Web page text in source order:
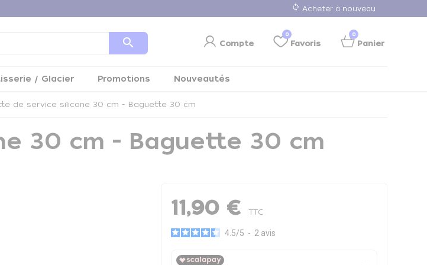
loop Acheter à nouveau
search Compte
0
Favoris
0
Panier
/ Glacier Promotions Nouveautés
de service silicone 30 cm - Baguette 30 cm
30 cm - Baguette 30 cm
11,90 € TTC
4.5/5 - 2 avis